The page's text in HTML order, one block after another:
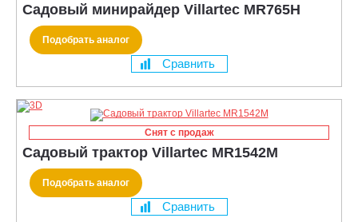
Садовый минирайдер Villartec MR765H
Подобрать аналог
Сравнить
Снят с продаж
Садовый трактор Villartec MR1542M
Подобрать аналог
Сравнить